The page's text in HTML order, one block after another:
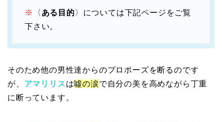
※ 〈 ある目的〉については下記ページをご覧
下さい。
そのため他の男性達からのプロポーズを断るのです
が、 アマリリスは噓の涙で自分の美を高めながら丁重
に断っています。